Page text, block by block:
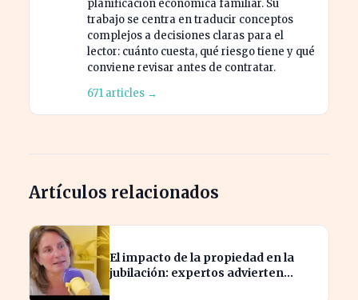
planificación económica familiar. Su
trabajo se centra en traducir conceptos
complejos a decisiones claras para el
lector: cuánto cuesta, qué riesgo tiene y qué
conviene revisar antes de contratar.
671 articles →
Artículos relacionados
El impacto de la propiedad en la
jubilación: expertos advierten